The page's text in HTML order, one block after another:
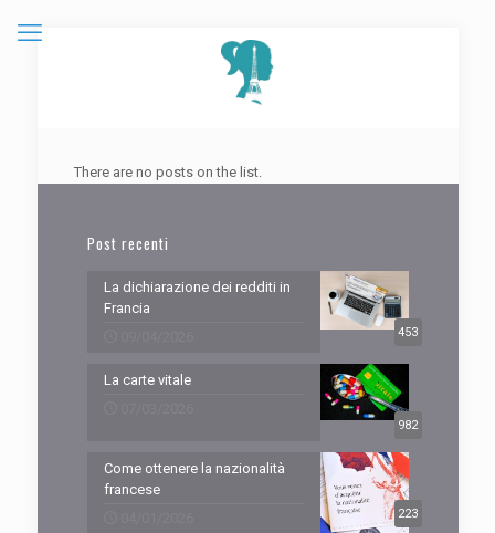
There are no posts on the list.
Post recenti
453
La dichiarazione dei redditi in
Francia
982
La carte vitale
223
Come ottenere la nazionalità
francese